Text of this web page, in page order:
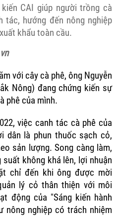
CAI giúp người trồng cà
tác, hướng đến nông nghiệp
khẩu toàn cầu.
với cây cà phê, ông Nguyễn
Nông) đang chứng kiến sự
phê của mình.
việc canh tác cà phê của
dân là phun thuốc sạch cỏ,
sản lượng. Song càng làm,
không khá lên, lợi nhuận
chỉ đến khi ông được mời
lý cỏ thân thiện với môi
động của "Sáng kiến hành
nghiệp có trách nhiệm